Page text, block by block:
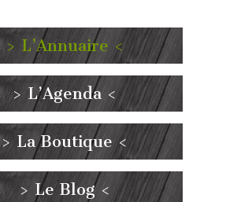
> L’Annuaire <
> L’Agenda <
> La Boutique <
> Le Blog <